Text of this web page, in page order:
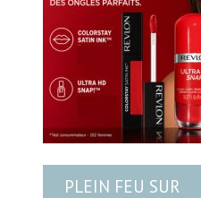
PLEIN FEU SUR